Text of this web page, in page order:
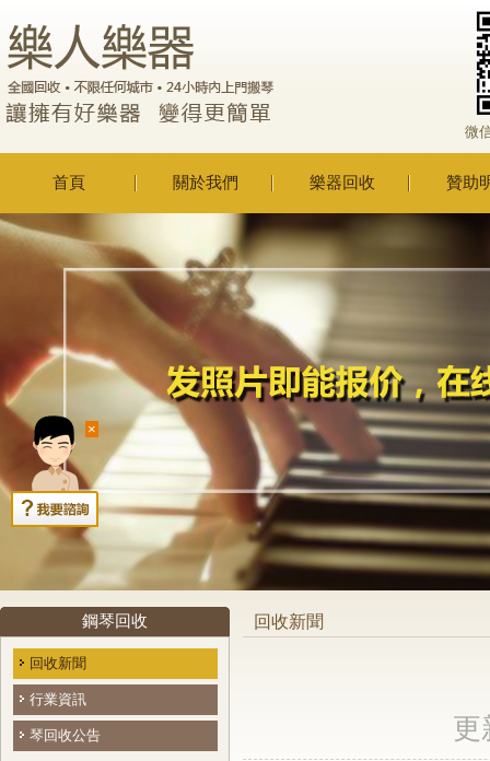
微
首頁 關於我們 樂器回收 贊助
鋼琴回收
回收新聞
行業資訊
琴回收公告
回收新聞
更
×